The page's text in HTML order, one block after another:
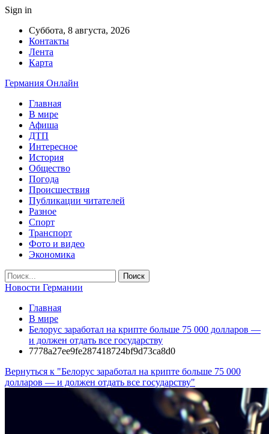
Sign in
Суббота, 8 августа, 2026
Контакты
Лента
Карта
Германия Онлайн
Главная
В мире
Афиша
ДТП
Интересное
История
Общество
Погода
Происшествия
Публикации читателей
Разное
Спорт
Транспорт
Фото и видео
Экономика
Новости Германии
Главная
В мире
Белорус заработал на крипте больше 75 000 долларов —
и должен отдать все государству
7778a27ee9fe287418724bf9d73ca8d0
Вернуться к "Белорус заработал на крипте больше 75 000
долларов — и должен отдать все государству"